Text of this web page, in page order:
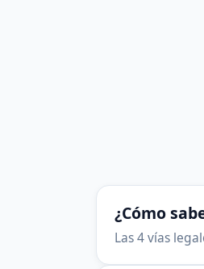
¿Cómo
Las 4 vías